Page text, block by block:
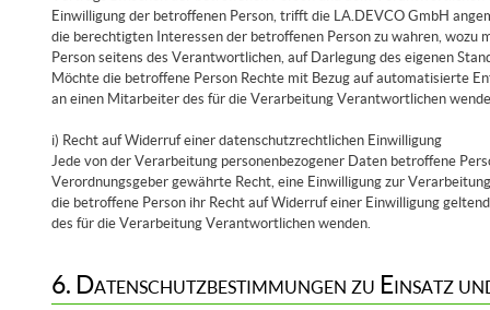
Einwilligung der betroffenen Person, trifft die LA.DEVCO GmbH
die berechtigten Interessen der betroffenen Person zu wahren, wozu
Person seitens des Verantwortlichen, auf Darlegung des eigenen
Möchte die betroffene Person Rechte mit Bezug auf automatisierte
an einen Mitarbeiter des für die Verarbeitung Verantwortlichen
i) Recht auf Widerruf einer datenschutzrechtlichen Einwilligung
Jede von der Verarbeitung personenbezogener Daten betroffene
Verordnungsgeber gewährte Recht, eine Einwilligung zur
die betroffene Person ihr Recht auf Widerruf einer Einwilligung
des für die Verarbeitung Verantwortlichen wenden.
6. Datenschutzbestimmungen zu Einsatz